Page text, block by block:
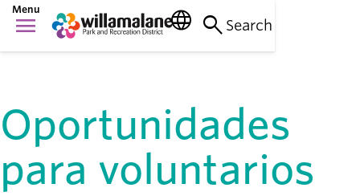
Saltar
contenido
principal
menu
Menu language search Search
person_raised_hand
Cosas que
hacer
nature_people
Lugares
Parques, senderos
e instalaciones
Oportunidades
para voluntarios